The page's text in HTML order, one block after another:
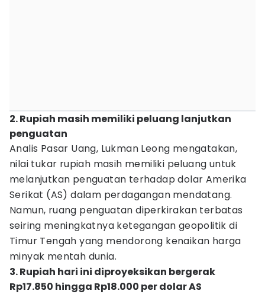
2. Rupiah masih memiliki peluang lanjutkan
penguatan
Analis Pasar Uang, Lukman Leong mengatakan,
nilai tukar rupiah masih memiliki peluang untuk
melanjutkan penguatan terhadap dolar Amerika
Serikat (AS) dalam perdagangan mendatang.
Namun, ruang penguatan diperkirakan terbatas
seiring meningkatnya ketegangan geopolitik di
Timur Tengah yang mendorong kenaikan harga
minyak mentah dunia.
3. Rupiah hari ini diproyeksikan bergerak
Rp17.850 hingga Rp18.000 per dolar AS